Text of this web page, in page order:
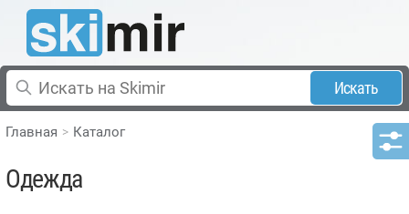
Искать
Главная Каталог
Одежда